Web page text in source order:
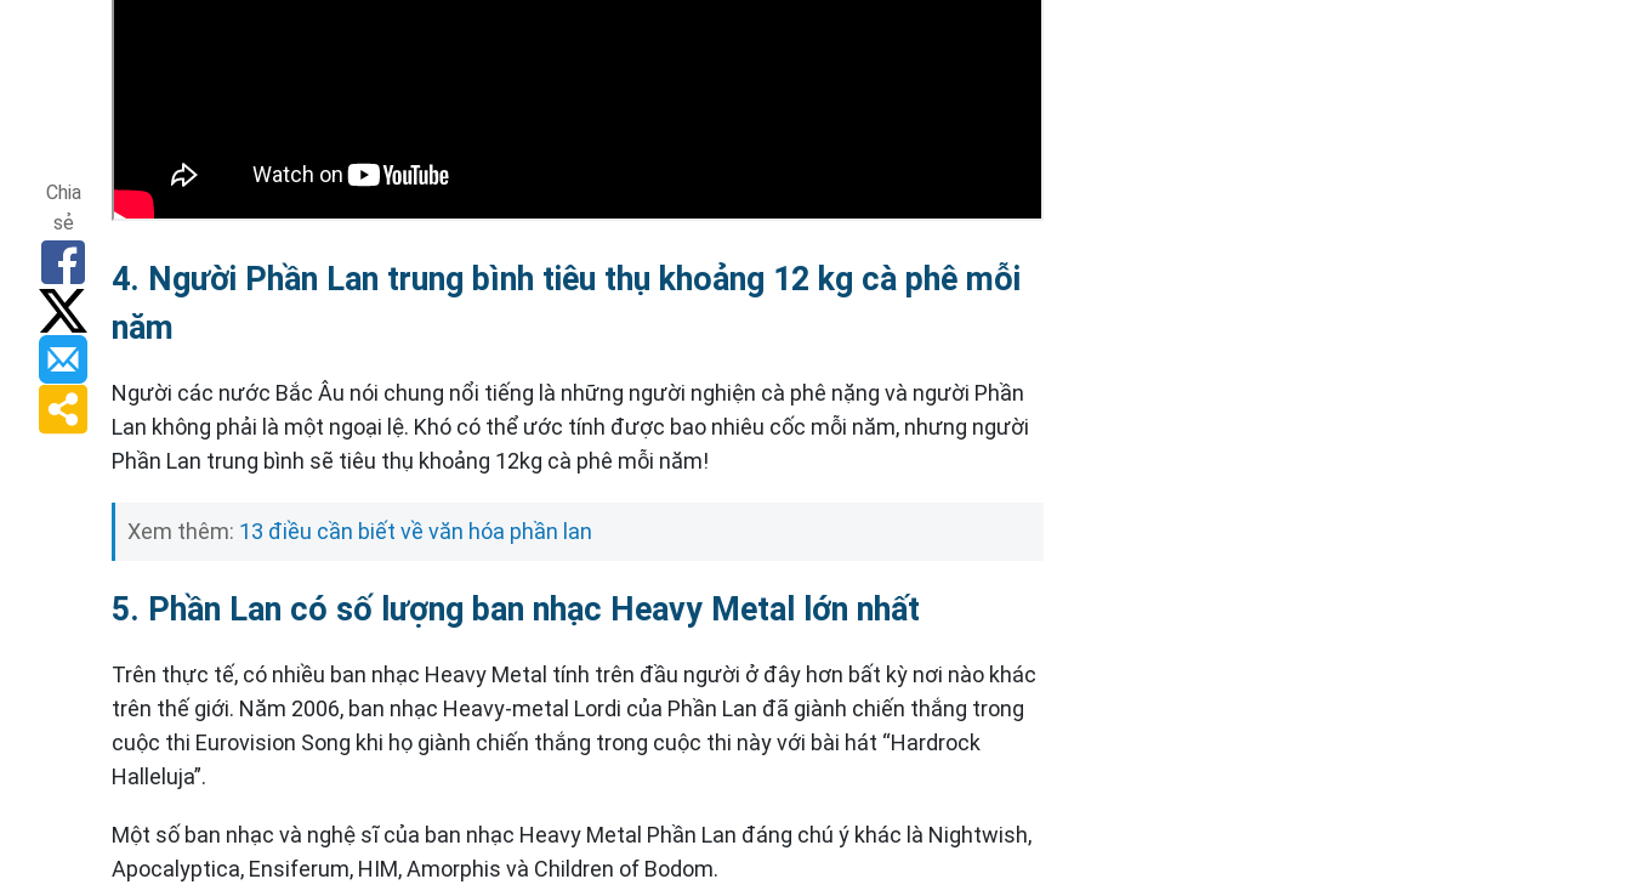
4. Người Phần Lan trung bình tiêu thụ khoảng 12 kg cà phê mỗi
năm
Người các nước Bắc Âu nói chung nổi tiếng là những người nghiện cà phê nặng và người Phần
Lan không phải là một ngoại lệ. Khó có thể ước tính được bao nhiêu cốc mỗi năm, nhưng người
Phần Lan trung bình sẽ tiêu thụ khoảng 12kg cà phê mỗi năm!
Xem thêm: 13 điều cần biết về văn hóa phần lan
5. Phần Lan có số lượng ban nhạc Heavy Metal lớn nhất
Trên thực tế, có nhiều ban nhạc Heavy Metal tính trên đầu người ở đây hơn bất kỳ nơi nào khác
trên thế giới. Năm 2006, ban nhạc Heavy-metal Lordi của Phần Lan đã giành chiến thắng trong
cuộc thi Eurovision Song khi họ giành chiến thắng trong cuộc thi này với bài hát “Hardrock
Halleluja”.
Một số ban nhạc và nghệ sĩ của ban nhạc Heavy Metal Phần Lan đáng chú ý khác là Nightwish,
Apocalyptica, Ensiferum, HIM, Amorphis và Children of Bodom.
Chia
sẻ